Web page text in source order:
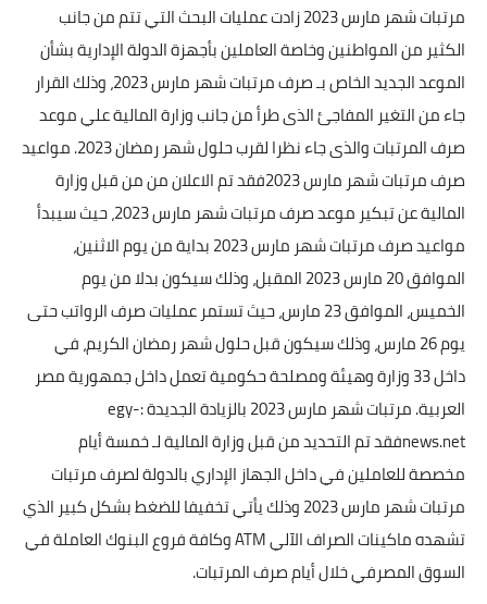
مرتبات شهر مارس 2023 زادت عمليات البحث التي تتم من جانب
الكثير من المواطنين وخاصة العاملين بأجهزة الدولة الإدارية بشأن
الموعد الجديد الخاص بـ صرف مرتبات شهر مارس 2023، وذلك القرار
جاء من التغير المفاجئ الذى طرأ من جانب وزارة المالية علي موعد
صرف المرتبات والذى جاء نظرا لقرب حلول شهر رمضان 2023. مواعيد
صرف مرتبات شهر مارس 2023فقد تم الاعلان من من قبل وزارة
المالية عن تبكير موعد صرف مرتبات شهر مارس 2023، حيث سيبدأ
مواعيد صرف مرتبات شهر مارس 2023 بداية من يوم الاثنين،
الموافق 20 مارس 2023 المقبل، وذلك سيكون بدلا من يوم
الخميس، الموافق 23 مارس، حيث تستمر عمليات صرف الرواتب حتى
يوم 26 مارس، وذلك سيكون قبل حلول شهر رمضان الكريم، في
داخل 33 وزارة وهيئة ومصلحة حكومية تعمل داخل جمهورية مصر
العربية. مرتبات شهر مارس 2023 بالزيادة الجديدة :egy-
news.netفقد تم التحديد من قبل وزارة المالية لـ خمسة أيام
مخصصة للعاملين في داخل الجهاز الإداري بالدولة لصرف مرتبات
مرتبات شهر مارس 2023 وذلك يأتي تخفيفا للضغط بشكل كبير الذي
تشهده ماكينات الصراف الآلي ATM وكافة فروع البنوك العاملة في
السوق المصرفي خلال أيام صرف المرتبات.